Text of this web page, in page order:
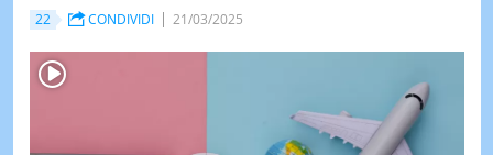
22 CONDIVIDI 21/03/2025